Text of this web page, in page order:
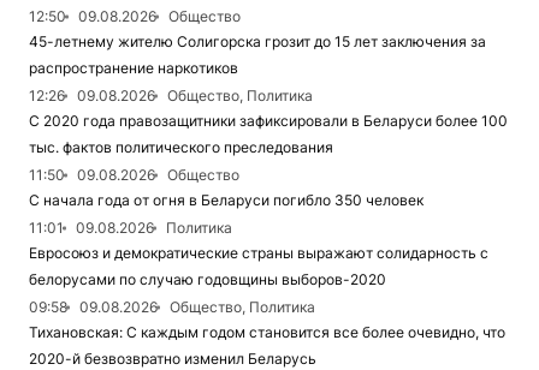
12:50
09.08.2026
Общество
45-летнему жителю Солигорска грозит до 15 лет заключения за
распространение наркотиков
12:26
09.08.2026
Общество, Политика
С 2020 года правозащитники зафиксировали в Беларуси более 100
тыс. фактов политического преследования
11:50
09.08.2026
Общество
С начала года от огня в Беларуси погибло 350 человек
11:01
09.08.2026
Политика
Евросоюз и демократические страны выражают солидарность с
белорусами по случаю годовщины выборов-2020
09:58
09.08.2026
Общество, Политика
Тихановская: С каждым годом становится все более очевидно, что
2020-й безвозвратно изменил Беларусь